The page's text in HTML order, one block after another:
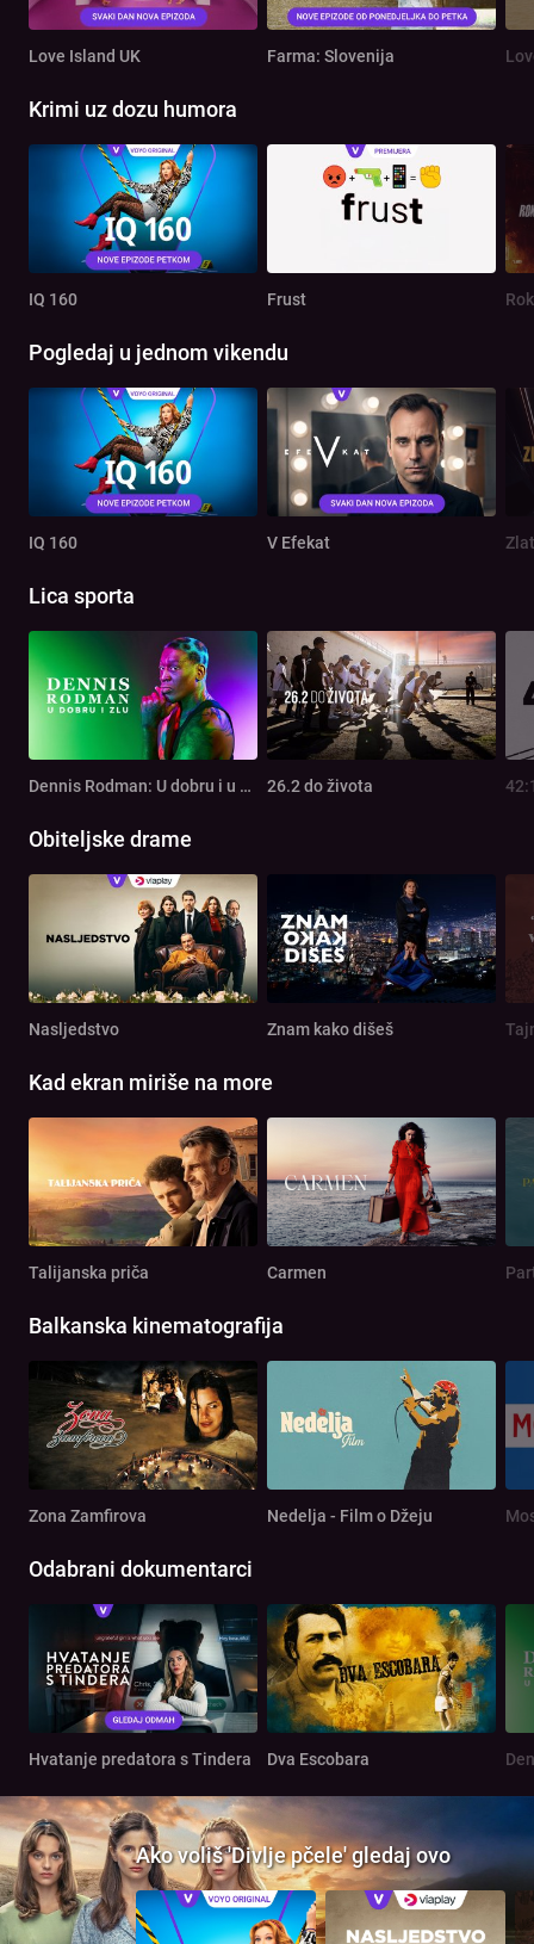
Love Island UK Farma: Slovenija
Krimi uz dozu humora
IQ 160 Frust
Pogledaj u jednom vikendu
IQ 160 V Efekat
Lica sporta
Dennis Rodman: U dobru i u zlu 26.2 do života
Obiteljske drame
Nasljedstvo Znam kako dišeš
Kad ekran miriše na more
Talijanska priča Carmen
Balkanska kinematografija
Zona Zamfirova Nedelja - Film o Džeju
Odabrani dokumentarci
Hvatanje predatora s Tindera Dva Escobara
Ako voliš 'Divlje pčele' gledaj ovo